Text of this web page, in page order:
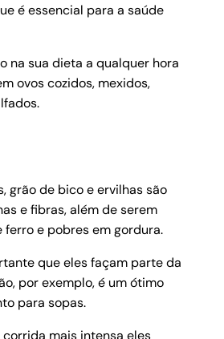
é essencial para a saúde
na sua dieta a qualquer hora
ovos cozidos, mexidos,
grão de bico e ervilhas são
e fibras, além de serem
e pobres em gordura.
que eles façam parte da
por exemplo, é um ótimo
para sopas.
mais intensa eles